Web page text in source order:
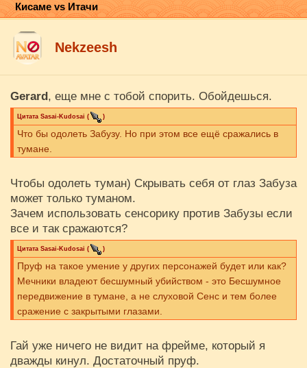
Кисаме vs Итачи
Nekzeesh
Gerard, еще мне с тобой спорить. Обойдешься.
Цитата Sasai-Kudosai ( )
Что бы одолеть Забузу. Но при этом все ещё сражались в
тумане.
Чтобы одолеть туман) Скрывать себя от глаз Забуза
может только туманом.
Зачем использовать сенсорику против Забузы если
все и так сражаются?
Цитата Sasai-Kudosai ( )
Пруф на такое умение у других персонажей будет или как?
Мечники владеют бесшумный убийством - это Бесшумное
передвижение в тумане, а не слуховой Сенс и тем более
сражение с закрытыми глазами.
Гай уже ничего не видит на фрейме, который я
дважды кинул. Достаточный пруф.